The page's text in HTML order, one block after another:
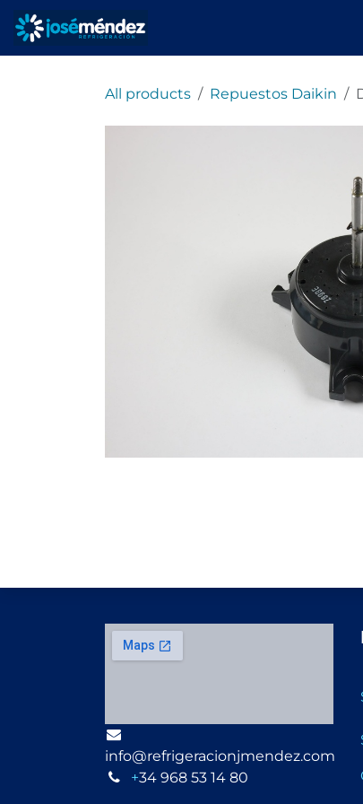
Ir al contenido
All products Repuestos Daikin
info@refrigeracionjmendez.com
+34 968 53 14 80